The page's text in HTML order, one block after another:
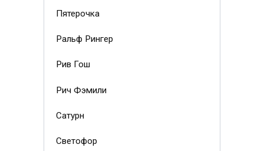
Пятерочка
Ральф Рингер
Рив Гош
Рич Фэмили
Сатурн
Светофор